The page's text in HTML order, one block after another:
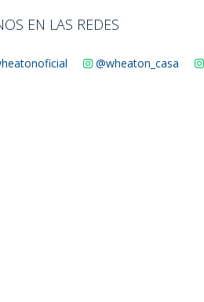
EN LAS REDES
@wheaton_casa